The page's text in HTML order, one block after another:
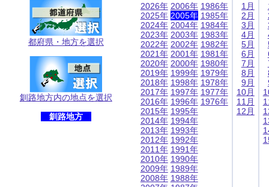
都府県・地方を選択
釧路地方内の地点を選択
釧路地方
2026年
2025年
2024年
2023年
2022年
2021年
2020年
2019年
2018年
2017年
2016年
2015年
2014年
2013年
2012年
2011年
2010年
2009年
2008年
2006年
2005年
2004年
2003年
2002年
2001年
2000年
1999年
1998年
1997年
1996年
1995年
1994年
1993年
1992年
1991年
1990年
1989年
1988年
1986年
1985年
1984年
1983年
1982年
1981年
1980年
1979年
1978年
1977年
1976年
1月
2月
3月
4月
5月
6月
7月
8月
9月
10月
11月
12月